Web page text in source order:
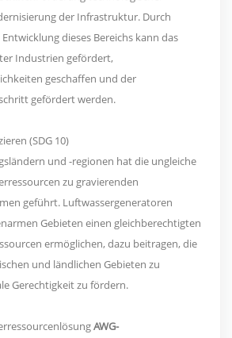
der Infrastruktur. Durch
dieses Bereichs kann das
Industrien gefördert,
geschaffen und der
gefördert werden.
(SDG 10)
und -regionen hat die ungleiche
zu gravierenden
geführt. Luftwassergeneratoren
Gebieten einen gleichberechtigten
ermöglichen, dazu beitragen, die
und ländlichen Gebieten zu
Gerechtigkeit zu fördern.
AWG-